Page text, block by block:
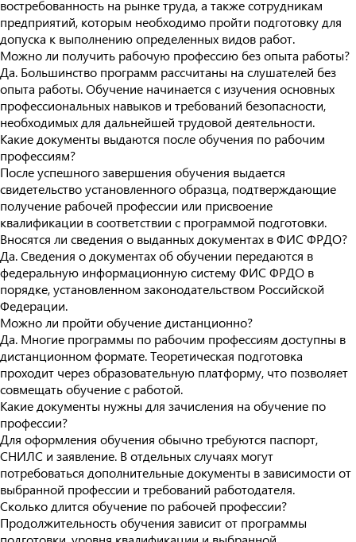
востребованность на рынке труда, а также сотрудникам
предприятий, которым необходимо пройти подготовку для
допуска к выполнению определенных видов работ.
Можно ли получить рабочую профессию без опыта работы?
Да. Большинство программ рассчитаны на слушателей без
опыта работы. Обучение начинается с изучения основных
профессиональных навыков и требований безопасности,
необходимых для дальнейшей трудовой деятельности.
Какие документы выдаются после обучения по рабочим
профессиям?
После успешного завершения обучения выдается
свидетельство установленного образца, подтверждающие
получение рабочей профессии или присвоение
квалификации в соответствии с программой подготовки.
Вносятся ли сведения о выданных документах в ФИС ФРДО?
Да. Сведения о документах об обучении передаются в
федеральную информационную систему ФИС ФРДО в
порядке, установленном законодательством Российской
Федерации.
Можно ли пройти обучение дистанционно?
Да. Многие программы по рабочим профессиям доступны в
дистанционном формате. Теоретическая подготовка
проходит через образовательную платформу, что позволяет
совмещать обучение с работой.
Какие документы нужны для зачисления на обучение по
профессии?
Для оформления обучения обычно требуются паспорт,
СНИЛС и заявление. В отдельных случаях могут
потребоваться дополнительные документы в зависимости от
выбранной профессии и требований работодателя.
Сколько длится обучение по рабочей профессии?
Продолжительность обучения зависит от программы